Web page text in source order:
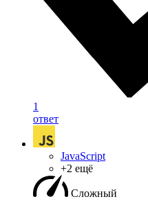
1
ответ
JavaScript
+2 ещё
Сложный